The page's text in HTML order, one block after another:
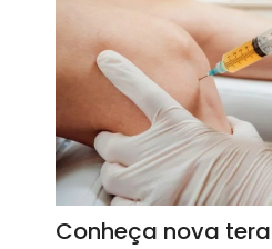
Conheça nova